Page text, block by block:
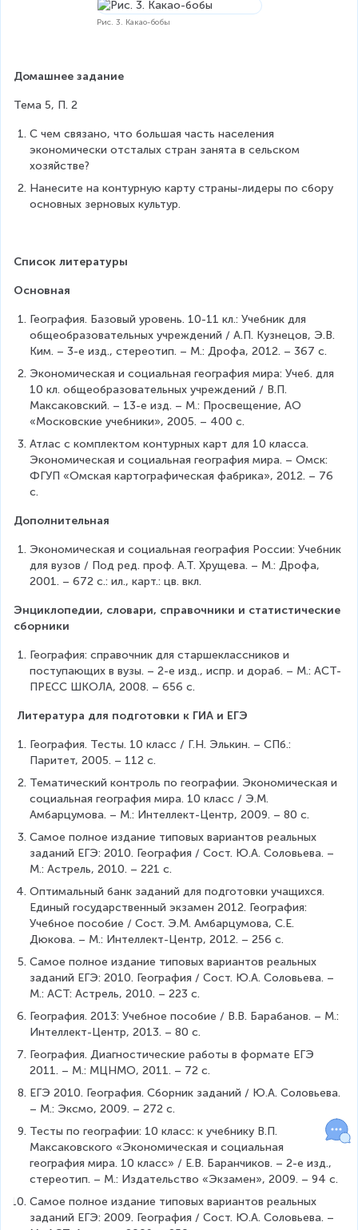
Рис. 3. Какао-бобы
Домашнее задание
Тема 5, П. 2
С чем связано, что большая часть населения
экономически отсталых стран занята в сельском
хозяйстве?
Нанесите на контурную карту страны-лидеры по сбору
основных зерновых культур.
Список литературы
Основная
География. Базовый уровень. 10-11 кл.: Учебник для
общеобразовательных учреждений / А.П. Кузнецов, Э.В.
Ким. – 3-е изд., стереотип. – М.: Дрофа, 2012. – 367 с.
Экономическая и социальная география мира: Учеб. для
10 кл. общеобразовательных учреждений / В.П.
Максаковский. – 13-е изд. – М.: Просвещение, АО
«Московские учебники», 2005. – 400 с.
Атлас с комплектом контурных карт для 10 класса.
Экономическая и социальная география мира. – Омск:
ФГУП «Омская картографическая фабрика», 2012. – 76
с.
Дополнительная
Экономическая и социальная география России: Учебник
для вузов / Под ред. проф. А.Т. Хрущева. – М.: Дрофа,
2001. – 672 с.: ил., карт.: цв. вкл.
Энциклопедии, словари, справочники и статистические
сборники
География: справочник для старшеклассников и
поступающих в вузы. – 2-е изд., испр. и дораб. – М.: АСТ-
ПРЕСС ШКОЛА, 2008. – 656 с.
Литература для подготовки к ГИА и ЕГЭ
География. Тесты. 10 класс / Г.Н. Элькин. – СПб.:
Паритет, 2005. – 112 с.
Тематический контроль по географии. Экономическая и
социальная география мира. 10 класс / Э.М.
Амбарцумова. – М.: Интеллект-Центр, 2009. – 80 с.
Самое полное издание типовых вариантов реальных
заданий ЕГЭ: 2010. География / Сост. Ю.А. Соловьева. –
М.: Астрель, 2010. – 221 с.
Оптимальный банк заданий для подготовки учащихся.
Единый государственный экзамен 2012. География:
Учебное пособие / Сост. Э.М. Амбарцумова, С.Е.
Дюкова. – М.: Интеллект-Центр, 2012. – 256 с.
Самое полное издание типовых вариантов реальных
заданий ЕГЭ: 2010. География / Сост. Ю.А. Соловьева. –
М.: АСТ: Астрель, 2010. – 223 с.
География. 2013: Учебное пособие / В.В. Барабанов. – М.:
Интеллект-Центр, 2013. – 80 с.
География. Диагностические работы в формате ЕГЭ
2011. – М.: МЦНМО, 2011. – 72 с.
ЕГЭ 2010. География. Сборник заданий / Ю.А. Соловьева.
– М.: Эксмо, 2009. – 272 с.
Тесты по географии: 10 класс: к учебнику В.П.
Максаковского «Экономическая и социальная
география мира. 10 класс» / Е.В. Баранчиков. – 2-е изд.,
стереотип. – М.: Издательство «Экзамен», 2009. – 94 с.
Самое полное издание типовых вариантов реальных
заданий ЕГЭ: 2009. География / Сост. Ю.А. Соловьева. –